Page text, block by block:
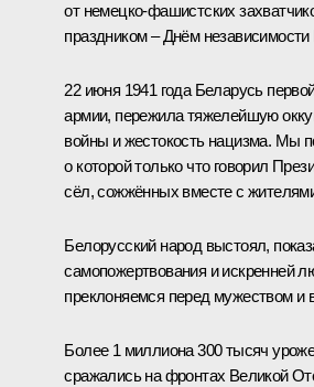
от немецко-фашистских
праздником – Днём
22 июня 1941 года Беларусь
армии, пережила тяжелейшую
войны и жестокость нацизма. Мы
о которой только что говорил
сёл, сожжённых вместе с
Белорусский народ выстоял,
самопожертвования и искренней
преклоняемся перед мужеством и
Более 1 миллиона 300 тысяч
сражались на фронтах Великой